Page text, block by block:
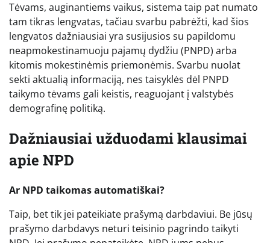
Tėvams, auginantiems vaikus, sistema taip pat numato
tam tikras lengvatas, tačiau svarbu pabrėžti, kad šios
lengvatos dažniausiai yra susijusios su papildomu
neapmokestinamuoju pajamų dydžiu (PNPD) arba
kitomis mokestinėmis priemonėmis. Svarbu nuolat
sekti aktualią informaciją, nes taisyklės dėl PNPD
taikymo tėvams gali keistis, reaguojant į valstybės
demografinę politiką.
Dažniausiai užduodami klausimai
apie NPD
Ar NPD taikomas automatiškai?
Taip, bet tik jei pateikiate prašymą darbdaviui. Be jūsų
prašymo darbdavys neturi teisinio pagrindo taikyti